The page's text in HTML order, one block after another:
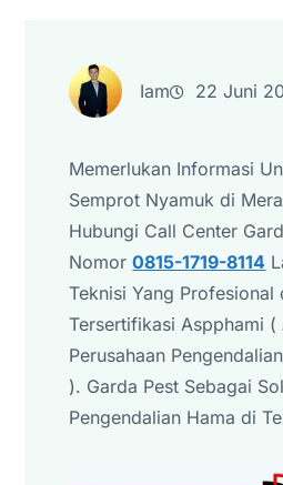
Iam 22 Juni
Memerlukan Informasi
Semprot Nyamuk di
Hubungi Call Center
Nomor0815-1719-8114
Teknisi Yang Profesional
Tersertifikasi Aspphami (
Perusahaan
). Garda Pest Sebagai
Pengendalian Hama di